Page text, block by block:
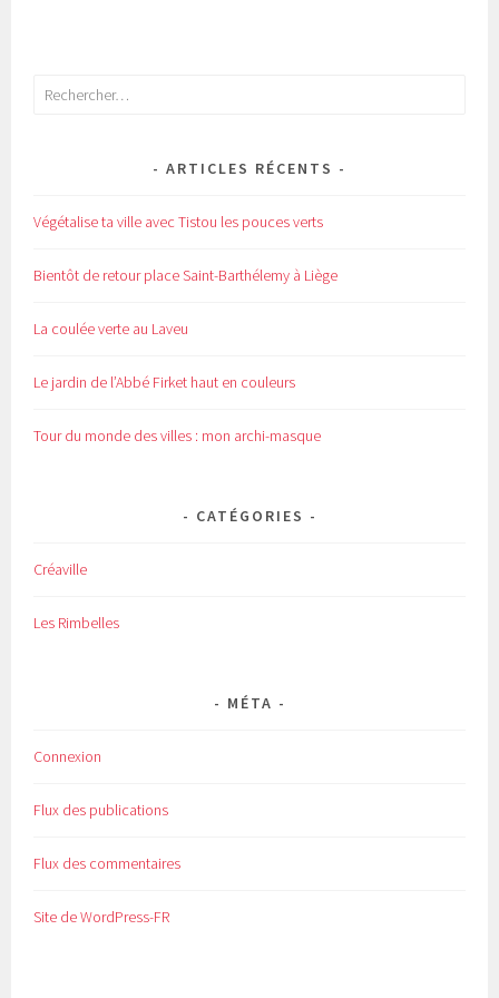
Rechercher :
ARTICLES RÉCENTS
Végétalise ta ville avec Tistou les pouces verts
Bientôt de retour place Saint-Barthélemy à Liège
La coulée verte au Laveu
Le jardin de l’Abbé Firket haut en couleurs
Tour du monde des villes : mon archi-masque
CATÉGORIES
Créaville
Les Rimbelles
MÉTA
Connexion
Flux des publications
Flux des commentaires
Site de WordPress-FR